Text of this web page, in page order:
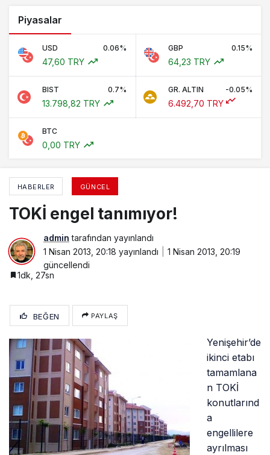
Piyasalar
USD 0.06%
47,60 TRY
GBP 0.15%
64,23 TRY
BIST 0.7%
13.798,82 TRY
GR. ALTIN -0.05%
6.492,70 TRY
BTC
0,00 TRY
HABERLER GÜNCEL
TOKİ engel tanımıyor!
admin tarafından yayınlandı
1 Nisan 2013, 20:18 yayınlandı
1 Nisan 2013, 20:19
güncellendi
1dk, 27sn
BEĞEN PAYLAŞ
Yenişehir’de
ikinci etabı
tamamlana
n TOKİ
konutlarınd
a
engellilere
ayrılması